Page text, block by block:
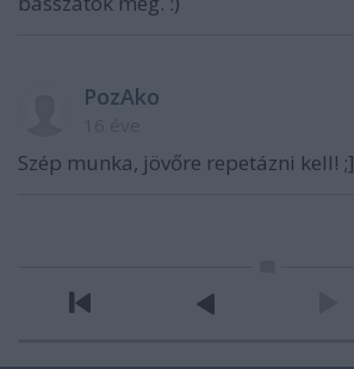
PozAko
Szép munka, jövőre repetázni kell! ;]